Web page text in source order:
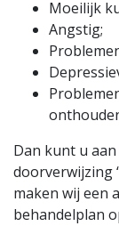
Moeilijk
Angstig;
Dan kunt u
doorverwijzing
maken wij een
behandelplan